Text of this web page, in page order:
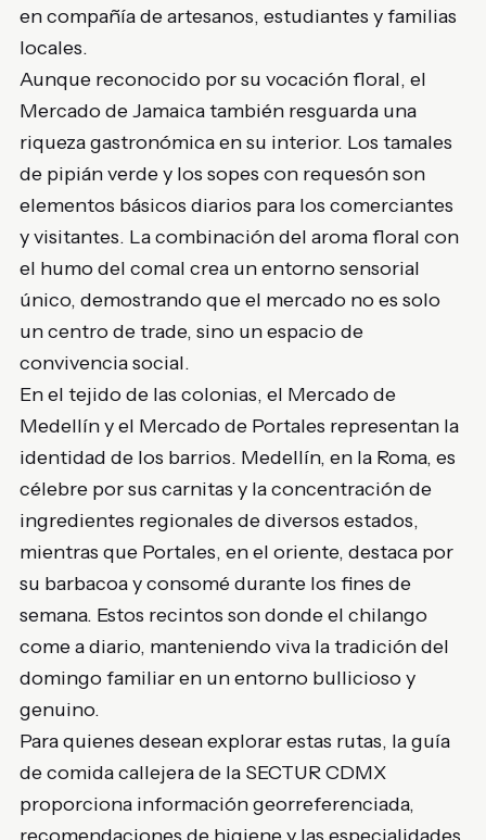
en compañía de artesanos, estudiantes y familias
locales.
Aunque reconocido por su vocación floral, el
Mercado de Jamaica también resguarda una
riqueza gastronómica en su interior. Los tamales
de pipián verde y los sopes con requesón son
elementos básicos diarios para los comerciantes
y visitantes. La combinación del aroma floral con
el humo del comal crea un entorno sensorial
único, demostrando que el mercado no es solo
un centro de trade, sino un espacio de
convivencia social.
En el tejido de las colonias, el Mercado de
Medellín y el Mercado de Portales representan la
identidad de los barrios. Medellín, en la Roma, es
célebre por sus carnitas y la concentración de
ingredientes regionales de diversos estados,
mientras que Portales, en el oriente, destaca por
su barbacoa y consomé durante los fines de
semana. Estos recintos son donde el chilango
come a diario, manteniendo viva la tradición del
domingo familiar en un entorno bullicioso y
genuino.
Para quienes desean explorar estas rutas, la guía
de comida callejera de la SECTUR CDMX
proporciona información georreferenciada,